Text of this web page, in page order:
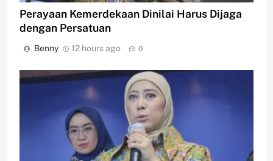
Perayaan Kemerdekaan Dinilai Harus Dijaga
dengan Persatuan
Benny 12 hours ago 0